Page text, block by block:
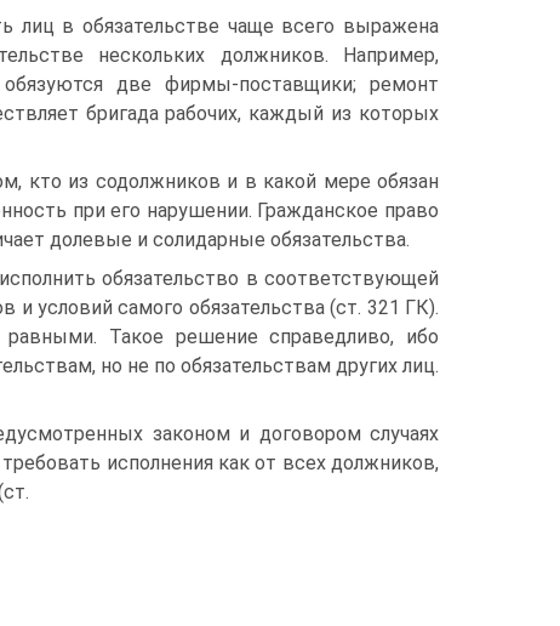
лиц в обязательстве чаще всего выражена
нескольких должников. Например,
обязуются две фирмы-поставщики; ремонт
бригада рабочих, каждый из которых
кто из содолжников и в какой мере обязан
при его нарушении. Гражданское право
долевые и солидарные обязательства.
обязательство в соответствующей
и условий самого обязательства (ст. 321 ГК).
Такое решение справедливо, ибо
но не по обязательствам других лиц.
законом и договором случаях
исполнения как от всех должников,